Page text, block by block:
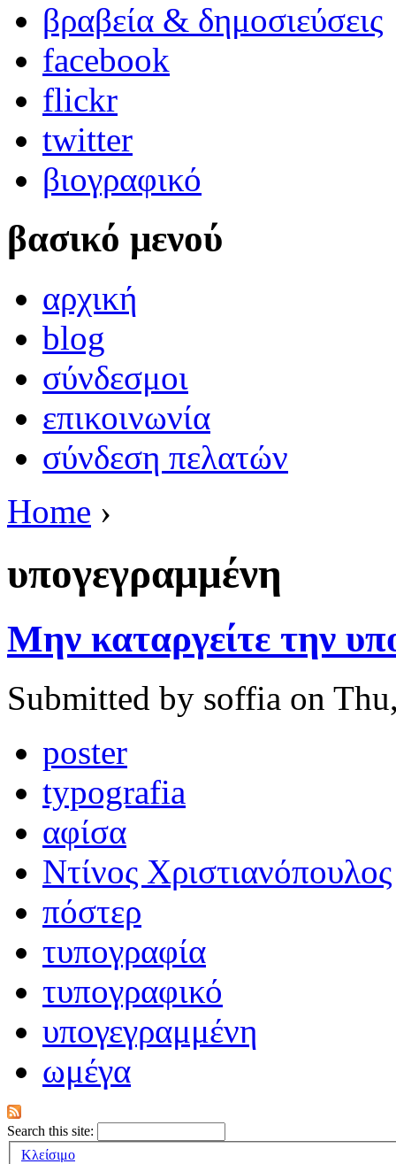
βραβεία & δημοσιεύσεις
facebook
flickr
twitter
βιογραφικό
βασικό μενού
αρχική
blog
σύνδεσμοι
επικοινωνία
σύνδεση πελατών
Home ›
υπογεγραμμένη
Μην καταργείτε την
Submitted by soffia on
poster
typografia
αφίσα
Ντίνος Χριστιανόπουλος
πόστερ
τυπογραφία
τυπογραφικό
υπογεγραμμένη
ωμέγα
Search this site:
Κλείσιμο